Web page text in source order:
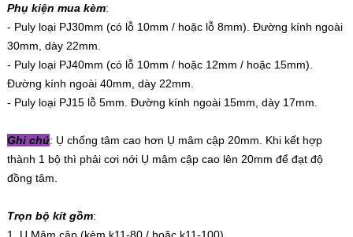
Phụ kiện mua kèm:
- Puly loại PJ30mm (có lỗ 10mm / hoặc lỗ 8mm). Đường kính ngoài
30mm, dày 22mm.
- Puly loại PJ40mm (có lỗ 10mm / hoặc 12mm / hoặc 15mm).
Đường kính ngoài 40mm, dày 22mm.
- Puly loại PJ15 lỗ 5mm. Đường kính ngoài 15mm, dày 17mm.
Ghi chú: Ụ chống tâm cao hơn Ụ mâm cập 20mm. Khi kết hợp
thành 1 bộ thì phải cơi nới Ụ mâm cập cao lên 20mm để đạt độ
đồng tâm.
Trọn bộ kít gồm: